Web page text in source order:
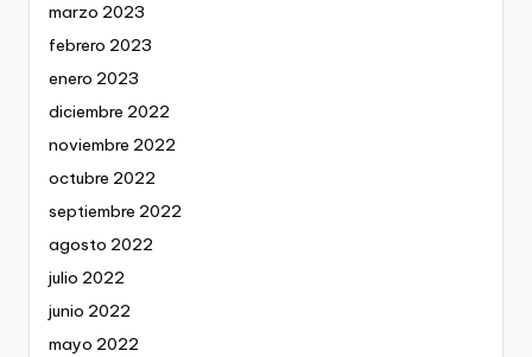
marzo 2023
febrero 2023
enero 2023
diciembre 2022
noviembre 2022
octubre 2022
septiembre 2022
agosto 2022
julio 2022
junio 2022
mayo 2022